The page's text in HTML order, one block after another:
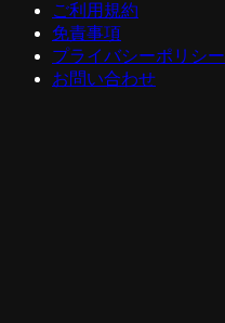
ご利用規約
免責事項
プライバシーポリシー
お問い合わせ